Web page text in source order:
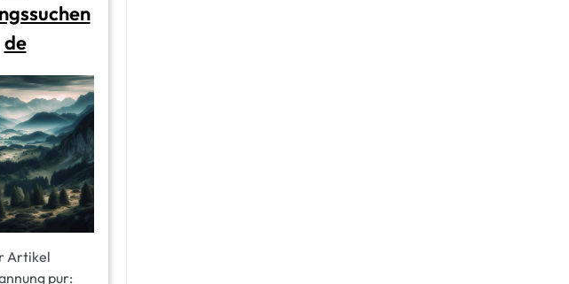
de
Artikel
pur: